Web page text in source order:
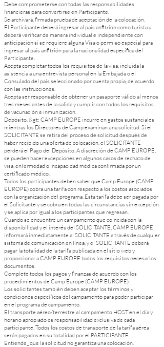
Debe comprometerse con todas las responsabilidades
financieras para convertirse en Participante.
Se archivará, firmada prueba de aceptación de la colocación.
El Participante deberá ingresar al país anfitrión como turista y
deberá verificar de manera individual e independiente con
anticipación si se requiere alguna Visa o permiso especial para
ingresar al país anfitrión para la nacionalidad específica del
Participante.
Acepta completar todos los requisitos de la visa, incluida la
asistencia a una entrevista personal en la Embajada o el
Consulado del país seleccionado por cuenta propia, de acuerdo
con las instrucciones.
Acepta ser responsable de obtener un pasaporte válido al menos
tres meses antes de la salida y cumplir con todos los requisitos
de vacunación e inmunización.
Depósito. &gt; CAMP EUROPE incurre en gastos sustanciales
mientras los Directores de Camp examinan una solicitud. Si el
SOLICITANTE se retira del proceso de solicitud después de
haber recibido una oferta de colocación, el SOLICITANTE
perderá el Pago del Depósito. A discreción de CAMP EUROPE,
se pueden hacer excepciones en algunos casos de rechazo de
visa, enfermedad o incapacidad médica confirmada por un
certificado médico.
Todos los participantes deben saber que Camp Europe (CAMP
EUROPE) cobra una tarifa con respecto a los costos asociados
con la organización del programa. Esta tarifa debe ser pagada por
el Solicitante y se cobra en todas las circunstancias sin excepción
y se aplica por igual a los participantes que regresan.
Cuando se encuentre un campamento que coincida con la
disponibilidad y el interés del SOLICITANTE, CAMP EUROPE
informará inmediatamente al SOLICITANTE a través de cualquier
sistema de comunicación en línea, y el SOLICITANTE deberá
pagar la totalidad de la tarifa publicada en el sitio web y
proporcionar a CAMP EUROPE todos los requisitos necesarios.
documentos.
Complete todos los pagos y finanzas de acuerdo con los
procedimientos de Camp Europe (CAMP EUROPE).
Los solicitantes también deben aceptar los términos y
condiciones específicos del campamento para poder participar
en el programa de campamento.
El transporte aéreo/terrestre al campamento HOST en el día y
horario apropiado es responsabilidad exclusiva de cada
participante. Todos los costos de transporte de la tarifa aérea
serán pagados en su totalidad por el PARTICIPANTE.
Entiende_ que la solicitud no garantiza una colocación.